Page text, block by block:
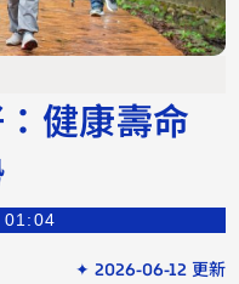
健康壽命
01:04
✦ 2026-06-12 更新